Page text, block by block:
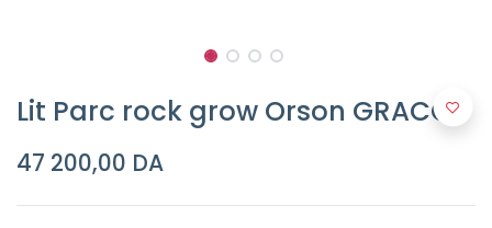
Lit Parc rock grow Orson GRACO
47 200,00 DA